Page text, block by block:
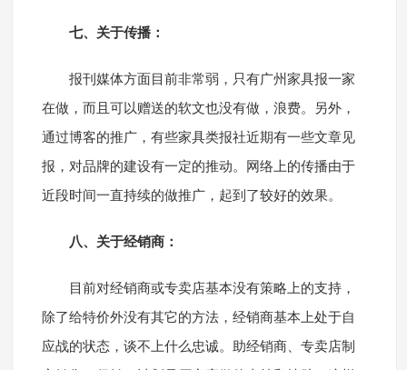
七、关于传播：
报刊媒体方面目前非常弱，只有广州家具报一家
在做，而且可以赠送的软文也没有做，浪费。另外，
通过博客的推广，有些家具类报社近期有一些文章见
报，对品牌的建设有一定的推动。网络上的传播由于
近段时间一直持续的做推广，起到了较好的效果。
八、关于经销商：
目前对经销商或专卖店基本没有策略上的支持，
除了给特价外没有其它的方法，经销商基本上处于自
应战的状态，谈不上什么忠诚。助经销商、专卖店制